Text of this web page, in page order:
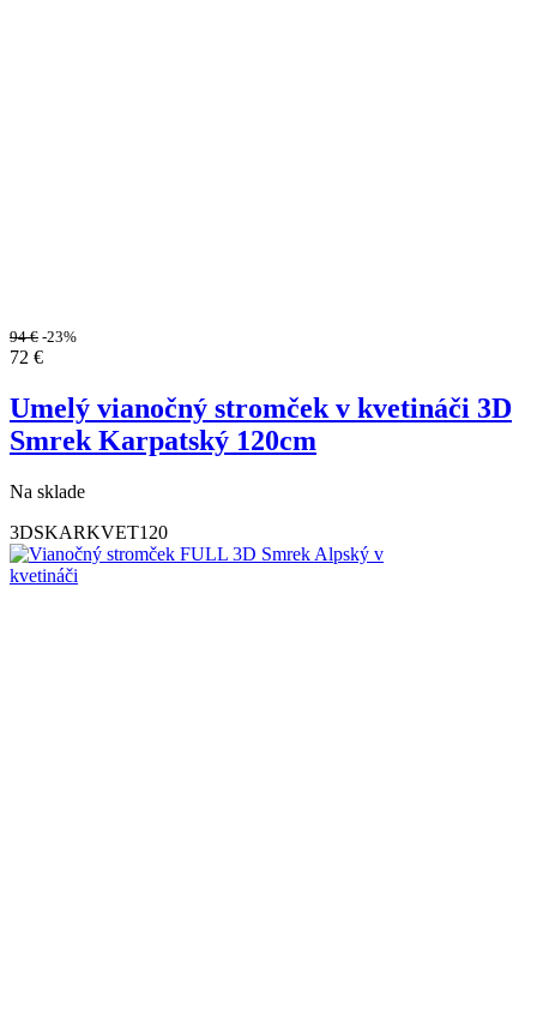
94€ -23%
72 €
Umelý vianočný stromček v kvetináči 3D
Smrek Karpatský 120cm
Na sklade
3DSKARKVET120